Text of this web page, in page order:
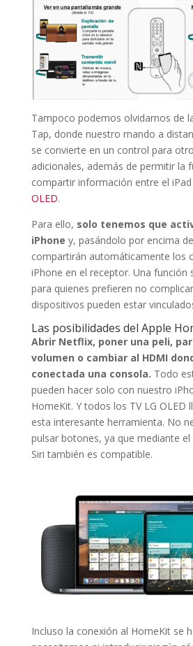
Tampoco podemos olvidarnos de
Tap, donde nuestro mando a
se convierte en un control para
adicionales, además de permitir la
compartir información entre el
OLED.
Para ello, solo tenemos que
iPhone y, pasándolo por encima
compartirán automáticamente los
iPhone en el receptor. Una función
para quienes prefieren no
dispositivos pueden estar
Las posibilidades del Apple
Abrir Netflix, poner una peli,
volumen o cambiar al HDMI
conectada una consola. Todo
pueden hacer solo con nuestro
HomeKit. Y todos los TV LG OLED
esta interesante herramienta. No
pulsar botones, ya que mediante
Siri también es compatible.
Incluso la conexión al HomeKit se